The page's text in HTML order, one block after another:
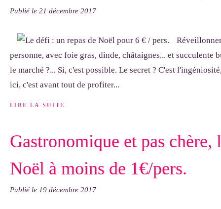
Publié le 21 décembre 2017
personne, avec foie gras, dinde, châtaignes... et succulente
le marché ?... Si, c'est possible. Le secret ? C'est
ici, c'est avant tout de profiter...
LIRE LA SUITE
Gastronomique et pas chère,
Noël à moins de 1€/pers.
Publié le 19 décembre 2017